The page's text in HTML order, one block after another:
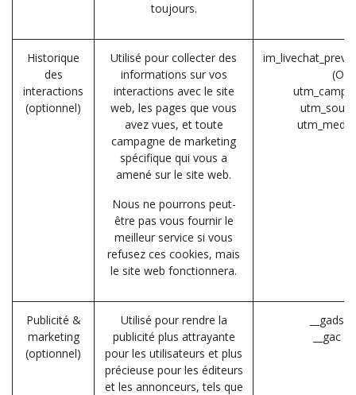
toujours.
Historique
des
interactions
(optionnel)
Utilisé pour collecter des
informations sur vos
interactions avec le site
web, les pages que vous
avez vues, et toute
campagne de marketing
spécifique qui vous a
amené sur le site web.
Nous ne pourrons peut-
être pas vous fournir le
meilleur service si vous
refusez ces cookies, mais
le site web fonctionnera.
Publicité &
marketing
(optionnel)
Utilisé pour rendre la
publicité plus attrayante
pour les utilisateurs et plus
précieuse pour les éditeurs
et les annonceurs, tels que
__gads
__gac